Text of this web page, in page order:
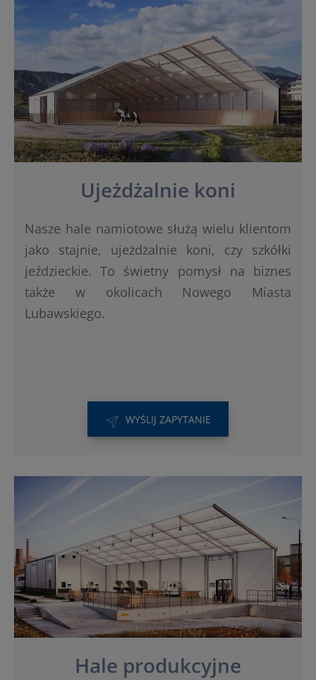
Ujeżdżalnie koni
Nasze hale namiotowe służą wielu klientom
jako stajnie, ujeżdżalnie koni, czy szkółki
jeździeckie. To świetny pomysł na biznes
także w okolicach Nowego Miasta
Lubawskiego.
WYŚLIJ ZAPYTANIE
Hale produkcyjne